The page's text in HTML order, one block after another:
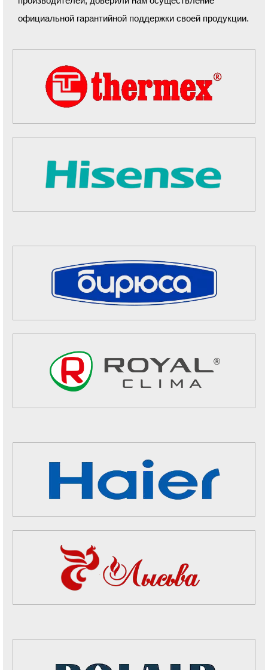
официальной гарантийной поддержки своей продукции.